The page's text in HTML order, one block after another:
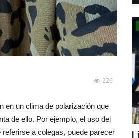
226
en un clima de polarización que
de ello. Por ejemplo, el uso del
a colegas, puede parecer
preventiva para dos